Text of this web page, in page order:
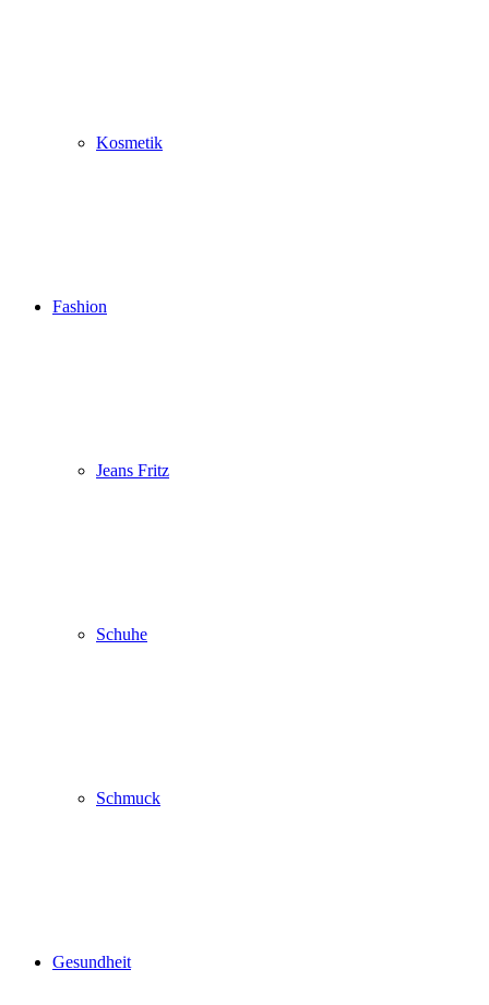
Kosmetik
Fashion
Jeans Fritz
Schuhe
Schmuck
Gesundheit